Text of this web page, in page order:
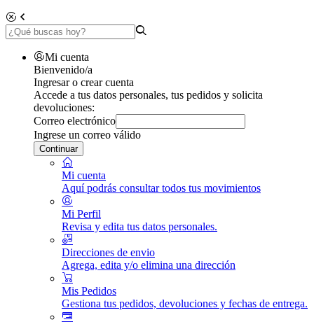
Mi cuenta
Bienvenido/a
Ingresar o crear cuenta
Accede a tus datos personales, tus pedidos y solicita
devoluciones:
Correo electrónico
Ingrese un correo válido
Continuar
Mi cuenta
Aquí podrás consultar todos tus movimientos
Mi Perfil
Revisa y edita tus datos personales.
Direcciones de envio
Agrega, edita y/o elimina una dirección
Mis Pedidos
Gestiona tus pedidos, devoluciones y fechas de entrega.